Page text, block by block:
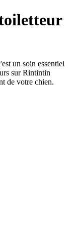
un soin essentiel
sur Rintintin
de votre chien.